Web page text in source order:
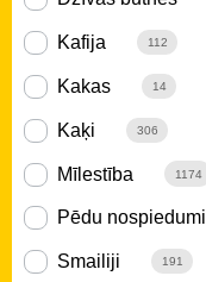
Kafija 112
Kakas 14
Kaķi 306
Mīlestība 1174
Pēdu nospiedumi
Smailiji 191